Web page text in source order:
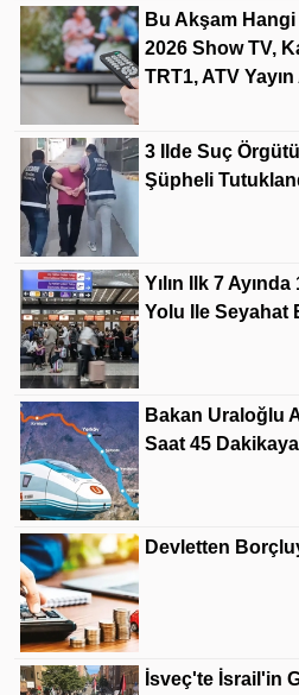
Bu Akşam
2026 Show TV,
TRT1, ATV Yayın
3 Ilde Suç
Şüpheli
Yılın Ilk 7
Yolu Ile Seyahat
Bakan Uraloğlu
Saat 45
Devletten
İsveç'te İsrail'in